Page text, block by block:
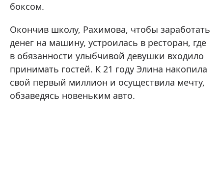
боксом.
Окончив школу, Рахимова, чтобы заработать
денег на машину, устроилась в ресторан, где
в обязанности улыбчивой девушки входило
принимать гостей. К 21 году Элина накопила
свой первый миллион и осуществила мечту,
обзаведясь новеньким авто.